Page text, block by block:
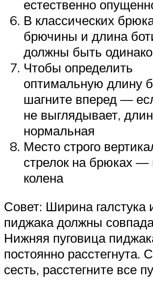
естественно
В классических
брючины и длина
должны быть
Чтобы определить
оптимальную длину
шагните вперед —
не выглядывает,
нормальная
Место строго
стрелок на брюках —
колена
Совет: Ширина галстука
пиджака должны
Нижняя пуговица
постоянно расстегнута.
сесть, расстегните все